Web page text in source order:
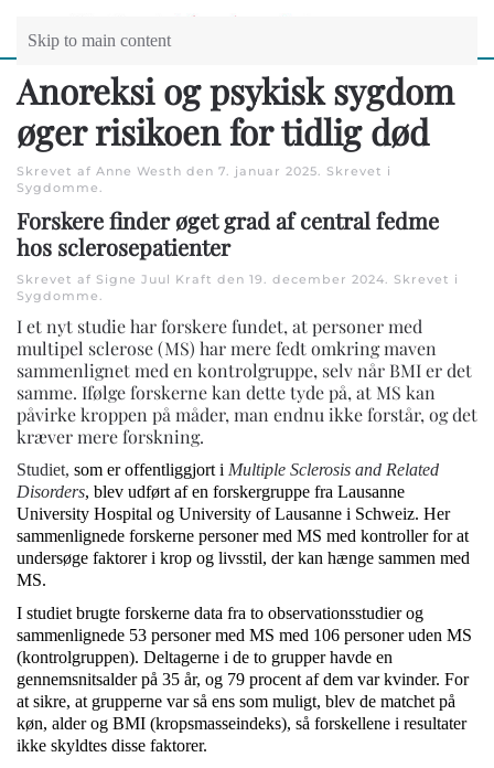
Skip to main content
Anoreksi og psykisk sygdom
øger risikoen for tidlig død
Skrevet af Anne Westh den 7. januar 2025. Skrevet i
Sygdomme.
Forskere finder øget grad af central fedme
hos sclerosepatienter
Skrevet af Signe Juul Kraft den 19. december 2024. Skrevet i
Sygdomme.
I et nyt studie har forskere fundet, at personer med
multipel sclerose (MS) har mere fedt omkring maven
sammenlignet med en kontrolgruppe, selv når BMI er det
samme. Ifølge forskerne kan dette tyde på, at MS kan
påvirke kroppen på måder, man endnu ikke forstår, og det
kræver mere forskning.
Studiet, som er offentliggjort i Multiple Sclerosis and Related
Disorders, blev udført af en forskergruppe fra Lausanne
University Hospital og University of Lausanne i Schweiz. Her
sammenlignede forskerne personer med MS med kontroller for at
undersøge faktorer i krop og livsstil, der kan hænge sammen med
MS.
I studiet brugte forskerne data fra to observationsstudier og
sammenlignede 53 personer med MS med 106 personer uden MS
(kontrolgruppen). Deltagerne i de to grupper havde en
gennemsnitsalder på 35 år, og 79 procent af dem var kvinder. For
at sikre, at grupperne var så ens som muligt, blev de matchet på
køn, alder og BMI (kropsmasseindeks), så forskellene i resultater
ikke skyldtes disse faktorer.